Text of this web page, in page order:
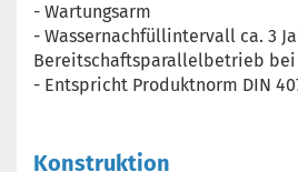
- Wartungsarm
- Wassernachfüllintervall ca. 3
Bereitschaftsparallelbetrieb bei
- Entspricht Produktnorm DIN
Konstruktion